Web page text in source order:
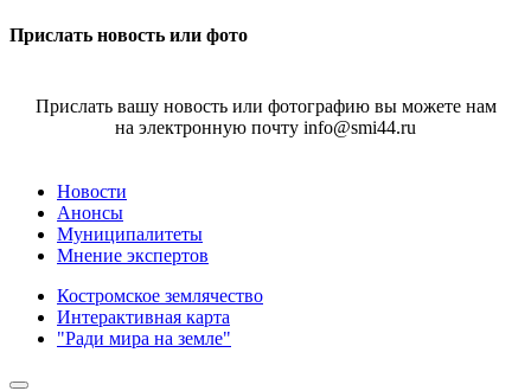
Прислать новость или фото
Прислать вашу новость или фотографию вы можете нам
на электронную почту info@smi44.ru
Новости
Анонсы
Муниципалитеты
Мнение экспертов
Костромское землячество
Интерактивная карта
"Ради мира на земле"